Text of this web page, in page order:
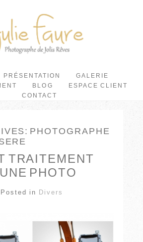
PRÉSENTATION
GALERIE
BLOG
ESPACE CLIENT
CONTACT
PHOTOGRAPHE
TRAITEMENT
PHOTO
Posted in Divers